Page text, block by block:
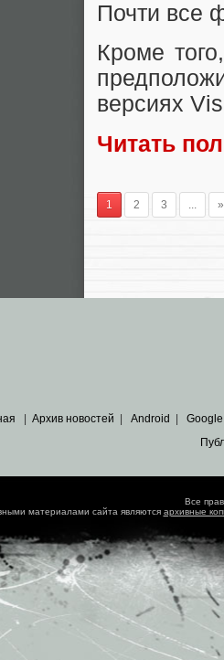
Почти все
Кроме
версиях
Читать
1 2 3 »
| Архив новостей | Android | Google
Все
материалами сайта являются архивные